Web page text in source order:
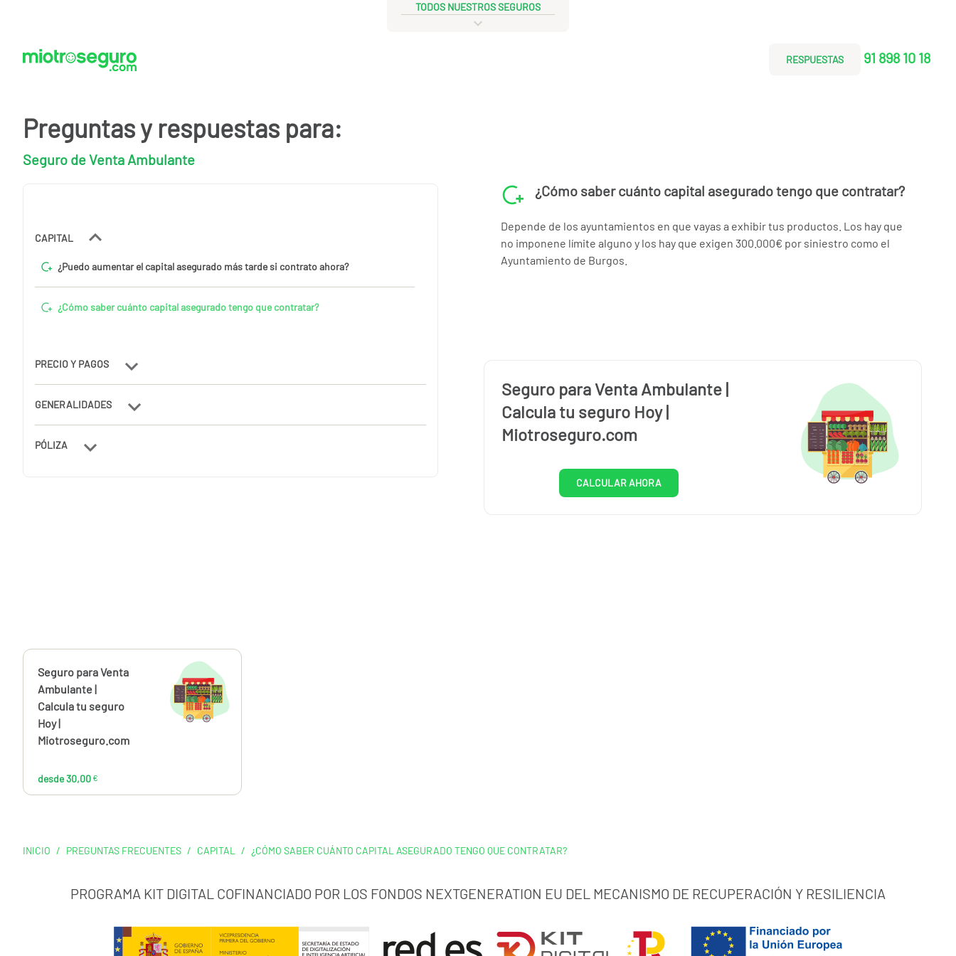
TODOS NUESTROS SEGUROS
RESPUESTAS 91 898 10 18
Preguntas y respuestas para:
Seguro de Venta Ambulante
CAPITAL
¿Puedo aumentar el capital asegurado más tarde si contrato ahora?
¿Cómo saber cuánto capital asegurado tengo que contratar?
PRECIO Y PAGOS
GENERALIDADES
PÓLIZA
¿Cómo saber cuánto capital asegurado tengo que contratar?
Depende de los ayuntamientos en que vayas a exhibir tus productos. Los hay que
no imponene límite alguno y los hay que exigen 300.000€ por siniestro como el
Ayuntamiento de Burgos.
Seguro para Venta Ambulante |
Calcula tu seguro Hoy |
Miotroseguro.com
CALCULAR AHORA
Calcúlalo ahora
Seguro para Venta
Ambulante |
Calcula tu seguro
Hoy |
Miotroseguro.com
desde 30,00 €
30,00€
INICIO / PREGUNTAS FRECUENTES / CAPITAL / ¿CÓMO SABER CUÁNTO CAPITAL ASEGURADO TENGO QUE CONTRATAR?
PROGRAMA KIT DIGITAL COFINANCIADO POR LOS FONDOS NEXTGENERATION EU DEL MECANISMO DE RECUPERACIÓN Y RESILIENCIA